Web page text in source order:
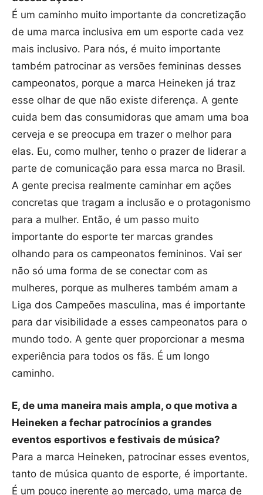
É um caminho muito importante da concretização
de uma marca inclusiva em um esporte cada vez
mais inclusivo. Para nós, é muito importante
também patrocinar as versões femininas desses
campeonatos, porque a marca Heineken já traz
esse olhar de que não existe diferença. A gente
cuida bem das consumidoras que amam uma boa
cerveja e se preocupa em trazer o melhor para
elas. Eu, como mulher, tenho o prazer de liderar a
parte de comunicação para essa marca no Brasil.
A gente precisa realmente caminhar em ações
concretas que tragam a inclusão e o protagonismo
para a mulher. Então, é um passo muito
importante do esporte ter marcas grandes
olhando para os campeonatos femininos. Vai ser
não só uma forma de se conectar com as
mulheres, porque as mulheres também amam a
Liga dos Campeões masculina, mas é importante
para dar visibilidade a esses campeonatos para o
mundo todo. A gente quer proporcionar a mesma
experiência para todos os fãs. É um longo
caminho.
E, de uma maneira mais ampla, o que motiva a
Heineken a fechar patrocínios a grandes
eventos esportivos e festivais de música?
Para a marca Heineken, patrocinar esses eventos,
tanto de música quanto de esporte, é importante.
É um pouco inerente ao mercado, uma marca de